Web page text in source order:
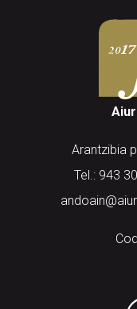
Arantzibia
Tel.: 943